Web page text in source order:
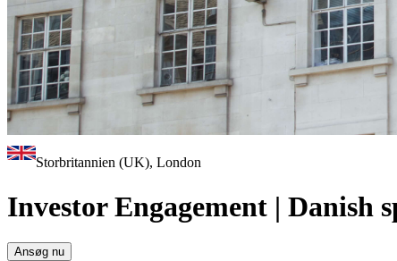
Storbritannien (UK), London
Investor Engagement | Danish
Ansøg nu